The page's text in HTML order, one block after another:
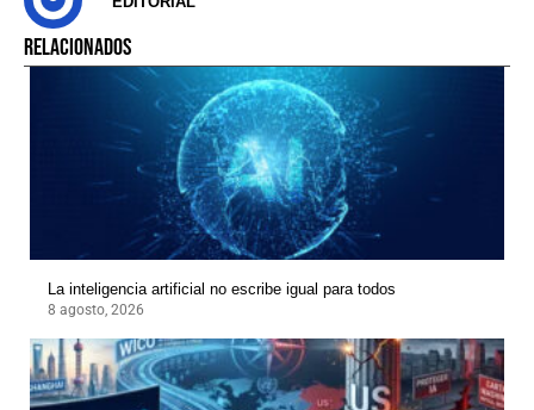
RELACIONADOS
La inteligencia artificial no escribe igual para todos
8 agosto, 2026